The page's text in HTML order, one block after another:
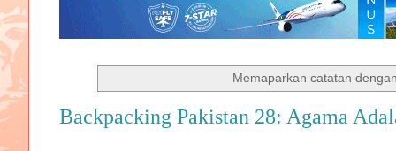
Memaparkan catatan
Backpacking Pakistan 28: Agama